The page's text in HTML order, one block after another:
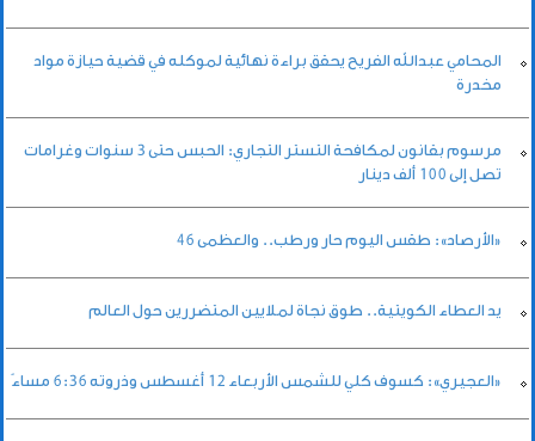
المحامي عبدالله الفريح يحقق براءة نهائية لموكله في قضية حيازة مواد
مخدرة
مرسوم بقانون لمكافحة التستر التجاري: الحبس حتى 3 سنوات وغرامات
تصل إلى 100 ألف دينار
«الأرصاد»: طقس اليوم حار ورطب.. والعظمى 46
يد العطاء الكويتية.. طوق نجاة لملايين المتضررين حول العالم
«العجيري»: كسوف كلي للشمس الأربعاء 12 أغسطس وذروته 6:36 مساءً